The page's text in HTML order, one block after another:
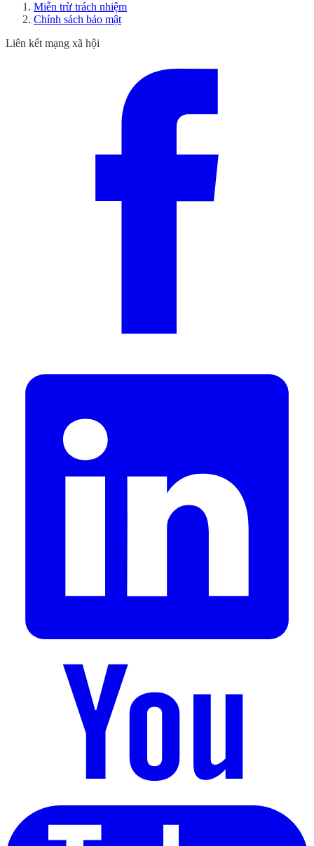
Miễn trừ trách nhiệm
Chính sách bảo mật
Liên kết mạng xã hội